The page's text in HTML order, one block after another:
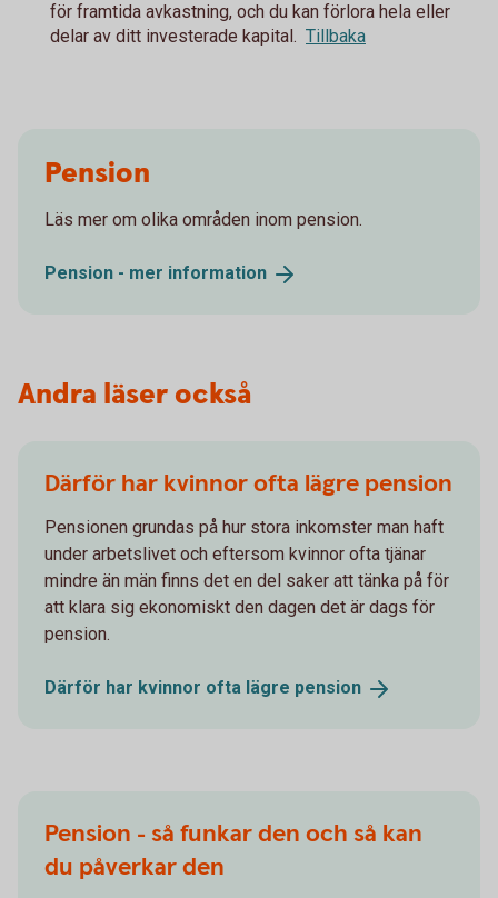
för framtida avkastning, och du kan förlora hela eller
delar av ditt investerade kapital. Tillbaka
Pension
Läs mer om olika områden inom pension.
Pension - mer information
Andra läser också
Därför har kvinnor ofta lägre pension
Pensionen grundas på hur stora inkomster man haft
under arbetslivet och eftersom kvinnor ofta tjänar
mindre än män finns det en del saker att tänka på för
att klara sig ekonomiskt den dagen det är dags för
pension.
Därför har kvinnor ofta lägre pension
Pension - så funkar den och så kan
du påverkar den